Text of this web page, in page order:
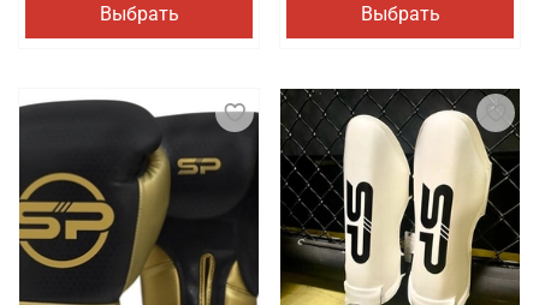
Выбрать Выбрать